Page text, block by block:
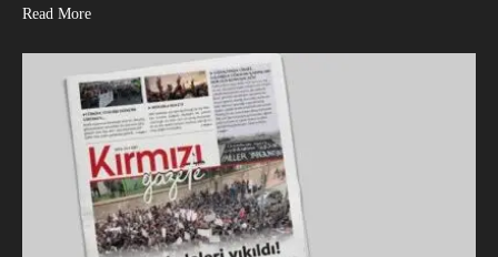
Read More